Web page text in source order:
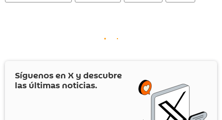
Síguenos en X y descubre
las últimas noticias.